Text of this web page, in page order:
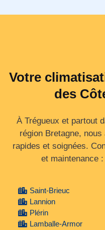
Votre
des
À Trégueux et partout
région Bretagne,
rapides et soignées.
et maintenance
Saint-Brieuc
Lannion
Plérin
Lamballe-Armor